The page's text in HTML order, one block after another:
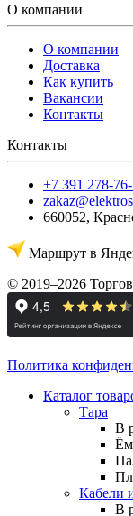
О компании
О компании
Доставка
Как купить
Вакансии
Контакты
Контакты
+7 391 278-
660052,
Маршрут в
© 2019–2026
Политика
Каталог
Тара
В
Кабели
В